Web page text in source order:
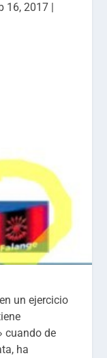
16, 2017 |
un ejercicio
cuando de
ha